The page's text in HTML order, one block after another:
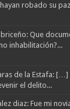
robado su
briceño: Que
inhabilitación?...
de la Estafa:
el delito...
diaz: Fue mi